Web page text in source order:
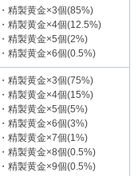
・精製黄金×3個(85%)
・精製黄金×4個(12.5%)
・精製黄金×5個(2%)
・精製黄金×6個(0.5%)
・精製黄金×3個(75%)
・精製黄金×4個(15%)
・精製黄金×5個(5%)
・精製黄金×6個(3%)
・精製黄金×7個(1%)
・精製黄金×8個(0.5%)
・精製黄金×9個(0.5%)